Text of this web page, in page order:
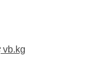
vb.kg